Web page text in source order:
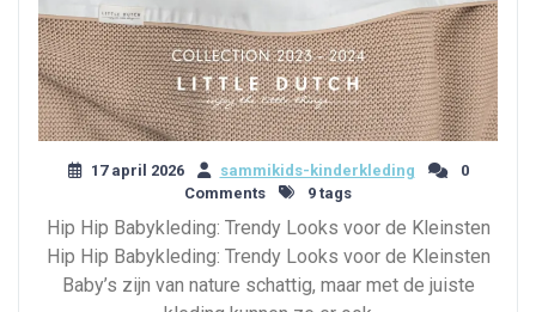
17 april 2026 sammikids-kinderkleding
0
Comments
9 tags
Hip Hip Babykleding: Trendy Looks voor de Kleinsten
Hip Hip Babykleding: Trendy Looks voor de Kleinsten
Baby’s zijn van nature schattig, maar met de juiste